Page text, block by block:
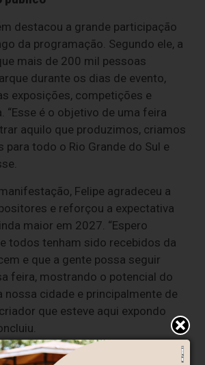
destacou a grande participação
da programação. Segundo ele, a
mais de 200 mil pessoas
durante os dias de evento,
exposições, competições e
“Esse é o objetivo de uma feira
aquilo que produzimos, criamos
para todo o Rio Grande do Sul e
Felipe agradeceu a
e reforçou a expectativa
maior em 2027. “Espero
todos tenham sido recebidos da
e que a gente possa seguir
feira, mostrando o potencial do
nossa cidade e principalmente de
que esteve aqui expondo